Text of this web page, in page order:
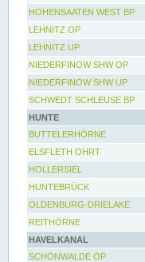
HOHENSAATEN WEST BP
LEHNITZ OP
LEHNITZ UP
NIEDERFINOW SHW OP
NIEDERFINOW SHW UP
SCHWEDT SCHLEUSE BP
HUNTE
BUTTELERHÖRNE
ELSFLETH OHRT
HOLLERSIEL
HUNTEBRÜCK
OLDENBURG-DRIELAKE
REITHÖRNE
HAVELKANAL
SCHÖNWALDE OP